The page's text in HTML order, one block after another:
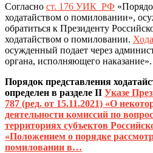
Согласно ст. 176 УИК РФ
ходатайством о помиловании»,
обратиться к Президенту
ходатайством о помиловании.
осужденный подает через
органа, исполняющего наказание».
Порядок представления
определен в раздeле II Указе
787 (ред. от 15.11.2021) «О
деятельности комиссий по
территориях субъектов
«Положением о порядке
помиловании в…